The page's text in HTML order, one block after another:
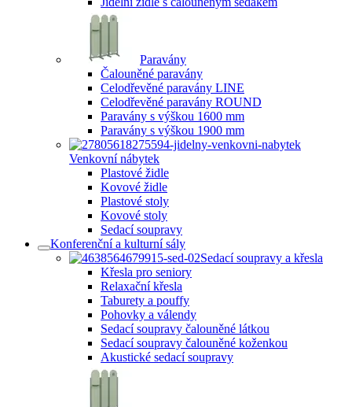
Paravány
Čalouněné paravány
Celodřevěné paravány LINE
Celodřevěné paravány ROUND
Paravány s výškou 1600 mm
Paravány s výškou 1900 mm
Venkovní nábytek
Plastové židle
Kovové židle
Plastové stoly
Kovové stoly
Sedací soupravy
Konferenční a kulturní sály
Sedací soupravy a křesla
Křesla pro seniory
Relaxační křesla
Taburety a pouffy
Pohovky a válendy
Sedací soupravy čalouněné látkou
Sedací soupravy čalouněné koženkou
Akustické sedací soupravy